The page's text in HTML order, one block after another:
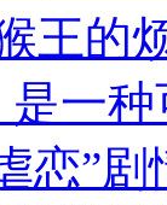
王的
一
恋”剧